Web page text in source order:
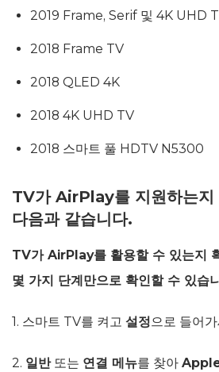
2019 Frame, Serif 및 4K UHD
2018 Frame TV
2018 QLED 4K
2018 4K UHD TV
2018 스마트 풀 HDTV N5300
TV가 AirPlay를 지원하는지
다음과 같습니다.
TV가 AirPlay를 활용할 수 있는지
몇 가지 단계만으로 확인할 수 있습
1. 스마트 TV를 켜고 설정으로 들어
2. 일반또는 연결 메뉴를 찾아